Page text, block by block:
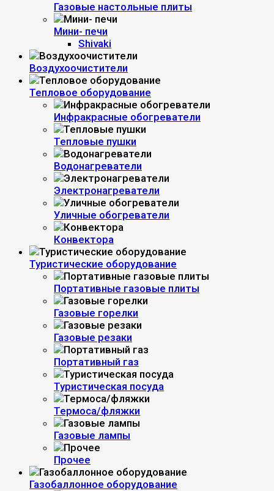
Газовые настольные плиты
Мини- печи
Shivaki
Воздухоочистители
Тепловое оборудование
Инфракрасные обогреватели
Тепловые пушки
Водонагреватели
Электронагреватели
Уличные обогреватели
Конвектора
Туристические оборудование
Портативные газовые плиты
Газовые горелки
Газовые резаки
Портативный газ
Туристическая посуда
Термоса/фляжки
Газовые лампы
Прочее
Газобаллонное оборудование